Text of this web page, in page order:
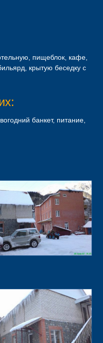
пищеблок, кафе,
крытую беседку с
банкет, питание,